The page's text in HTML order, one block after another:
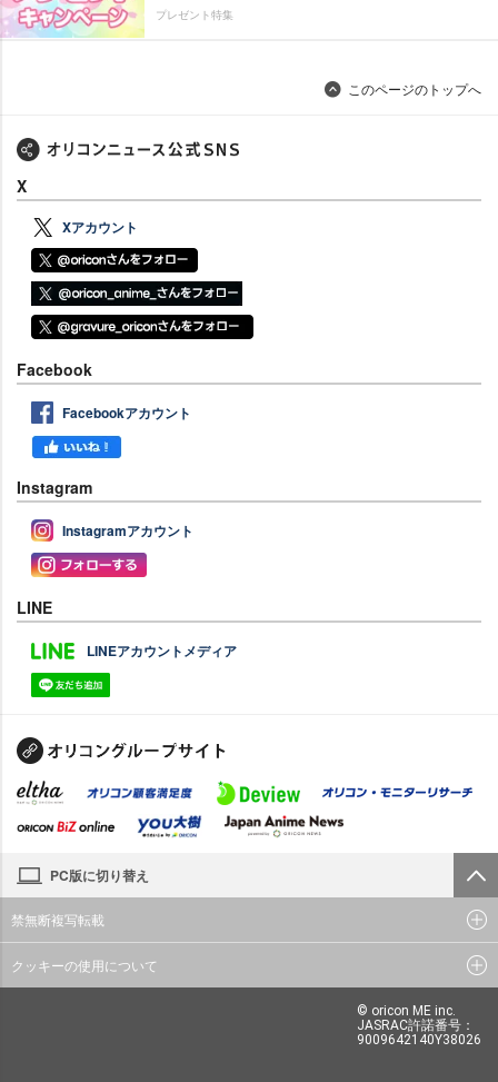
プレゼント特集
このページのトップへ
X
Xアカウント
Facebook
Facebookアカウント
Instagram
Instagramアカウント
LINE
LINEアカウントメディア
PC版に切り替え
禁無断複写転載
クッキーの使用について
© oricon ME inc.
JASRAC許諾番号：
9009642140Y38026